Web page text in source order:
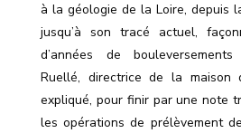
à la géologie de la Loire, depuis
jusqu’à son tracé actuel,
d’années de
Ruellé, directrice de la maison
expliqué, pour finir par une note
les opérations de prélèvement